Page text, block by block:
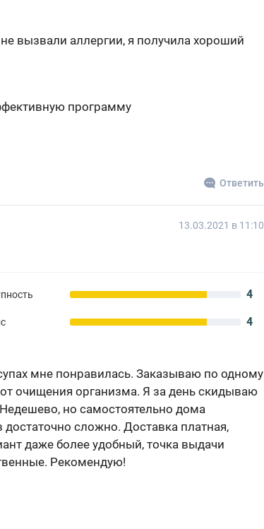
вызвали аллергии, я получила хороший
программу
Ответить
13.03.2021 в 11:10
4
4
мне понравилась. Заказываю по одному
очищения организма. Я за день скидываю
но самостоятельно дома
сложно. Доставка платная,
даже более удобный, точка выдачи
Рекомендую!